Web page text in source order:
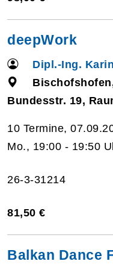
deepWork
Dipl.-Ing.
Bundesstr. 19,
10 Termine,
Mo., 19:00 - 19:50
26-3-31214
81,50 €
Balkan Dance